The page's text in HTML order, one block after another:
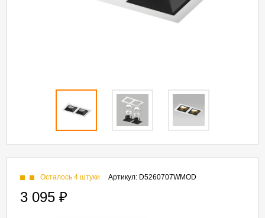
Артикул: D5260707WMOD
Осталось 4 штуки
3 095 ₽